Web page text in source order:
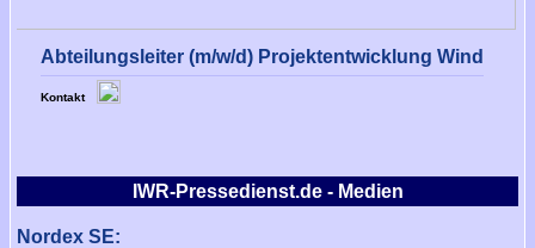
Abteilungsleiter (m/w/d) Projektentwicklung Wind
Kontakt
IWR-Pressedienst.de - Medien
Nordex SE: